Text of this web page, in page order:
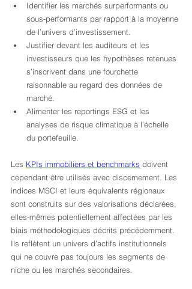
Identifier les marchés surperformants ou
sous-performants par rapport à la moyenne
de l’univers d’investissement.
Justifier devant les auditeurs et les
investisseurs que les hypothèses retenues
s’inscrivent dans une fourchette
raisonnable au regard des données de
marché.
Alimenter les reportings ESG et les
analyses de risque climatique à l’échelle
du portefeuille.
Les KPIs immobiliers et benchmarks doivent
cependant être utilisés avec discernement. Les
indices MSCI et leurs équivalents régionaux
sont construits sur des valorisations déclarées,
elles-mêmes potentiellement affectées par les
biais méthodologiques décrits précédemment.
Ils reflètent un univers d’actifs institutionnels
qui ne couvre pas toujours les segments de
niche ou les marchés secondaires.